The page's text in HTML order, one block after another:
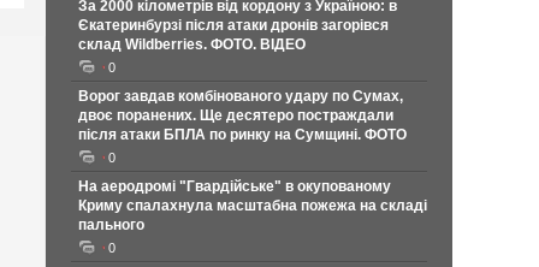
За 2000 кілометрів від кордону з Україною: в
Єкатеринбурзі після атаки дронів загорівся
склад Wildberries. ФОТО. ВІДЕО
0
Ворог завдав комбінованого удару по Сумах,
двоє поранених. Ще десятеро постраждали
після атаки БПЛА по ринку на Сумщині. ФОТО
0
На аеродромі "Гвардійське" в окупованому
Криму спалахнула масштабна пожежа на складі
пального
0